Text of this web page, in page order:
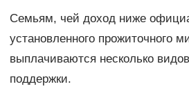
Семьям, чей доход ниже
установленного прожиточного
выплачиваются несколько
поддержки.